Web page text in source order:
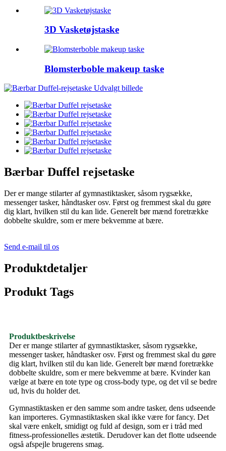
3D Vasketøjstaske
Blomsterboble makeup taske
Bærbar Duffel rejsetaske
Der er mange stilarter af gymnastiktasker, såsom rygsække,
messenger tasker, håndtasker osv. Først og fremmest skal du gøre
dig klart, hvilken stil du kan lide. Generelt bør mænd foretrække
dobbelte skuldre, som er mere bekvemme at bære.
Send e-mail til os
Produktdetaljer
Produkt Tags
Produktbeskrivelse
Der er mange stilarter af gymnastiktasker, såsom rygsække,
messenger tasker, håndtasker osv. Først og fremmest skal du gøre
dig klart, hvilken stil du kan lide. Generelt bør mænd foretrække
dobbelte skuldre, som er mere bekvemme at bære. Kvinder kan
vælge at bære en tote type og cross-body type, og det vil se bedre
ud, hvis du holder det.
Gymnastiktasken er den samme som andre tasker, dens udseende
kan importeres. Gymnastiktasken skal ikke være for fancy. Det
skal være enkelt, smidigt og fuld af design, som er i tråd med
fitness-professionelles æstetik. Derudover kan det flotte udseende
også afspejle brugerens smag.